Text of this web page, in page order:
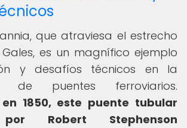
que atraviesa el estrecho
es un magnífico ejemplo
y desafíos técnicos en la
de puentes ferroviarios.
1850, este puente tubular
Robert Stephenson